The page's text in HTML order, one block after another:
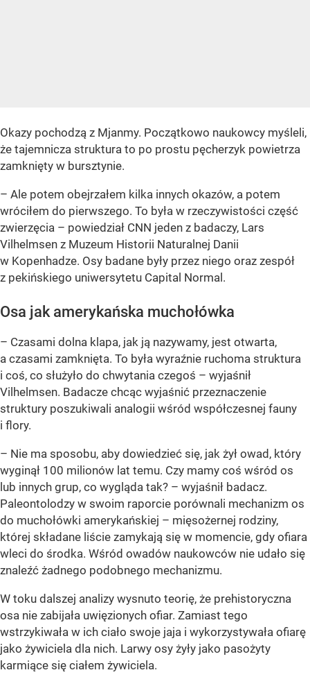
Okazy pochodzą z Mjanmy. Początkowo naukowcy myśleli,
że tajemnicza struktura to po prostu pęcherzyk powietrza
zamknięty w bursztynie.
– Ale potem obejrzałem kilka innych okazów, a potem
wróciłem do pierwszego. To była w rzeczywistości część
zwierzęcia – powiedział CNN jeden z badaczy, Lars
Vilhelmsen z Muzeum Historii Naturalnej Danii
w Kopenhadze. Osy badane były przez niego oraz zespół
z pekińskiego uniwersytetu Capital Normal.
Osa jak amerykańska muchołówka
– Czasami dolna klapa, jak ją nazywamy, jest otwarta,
a czasami zamknięta. To była wyraźnie ruchoma struktura
i coś, co służyło do chwytania czegoś – wyjaśnił
Vilhelmsen. Badacze chcąc wyjaśnić przeznaczenie
struktury poszukiwali analogii wśród współczesnej fauny
i flory.
– Nie ma sposobu, aby dowiedzieć się, jak żył owad, który
wyginął 100 milionów lat temu. Czy mamy coś wśród os
lub innych grup, co wygląda tak? – wyjaśnił badacz.
Paleontolodzy w swoim raporcie porównali mechanizm os
do muchołówki amerykańskiej – mięsożernej rodziny,
której składane liście zamykają się w momencie, gdy ofiara
wleci do środka. Wśród owadów naukowców nie udało się
znaleźć żadnego podobnego mechanizmu.
W toku dalszej analizy wysnuto teorię, że prehistoryczna
osa nie zabijała uwięzionych ofiar. Zamiast tego
wstrzykiwała w ich ciało swoje jaja i wykorzystywała ofiarę
jako żywiciela dla nich. Larwy osy żyły jako pasożyty
karmiące się ciałem żywiciela.